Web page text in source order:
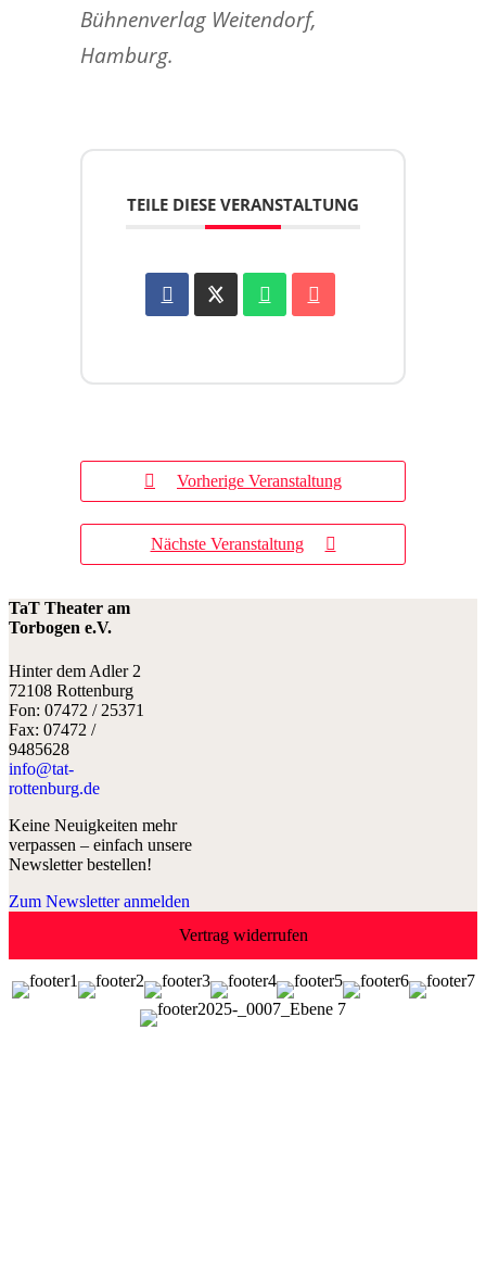
Bühnenverlag Weitendorf,
Hamburg.
TEILE DIESE VERANSTALTUNG
Vorherige Veranstaltung
Nächste Veranstaltung
TaT Theater am
Torbogen e.V.
Hinter dem Adler 2
72108 Rottenburg
Fon: 07472 / 25371
Fax: 07472 /
9485628
info@tat-
rottenburg.de
Keine Neuigkeiten mehr
verpassen – einfach unsere
Newsletter bestellen!
Zum Newsletter anmelden
Vertrag widerrufen